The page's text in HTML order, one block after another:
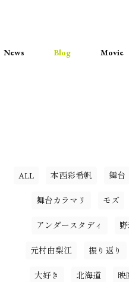
News Blog Movie
ALL 本西彩希帆 舞台
舞台カラマリ モズ
アンダースタディ
元村由梨江 振り返り
大好き 北海道 映